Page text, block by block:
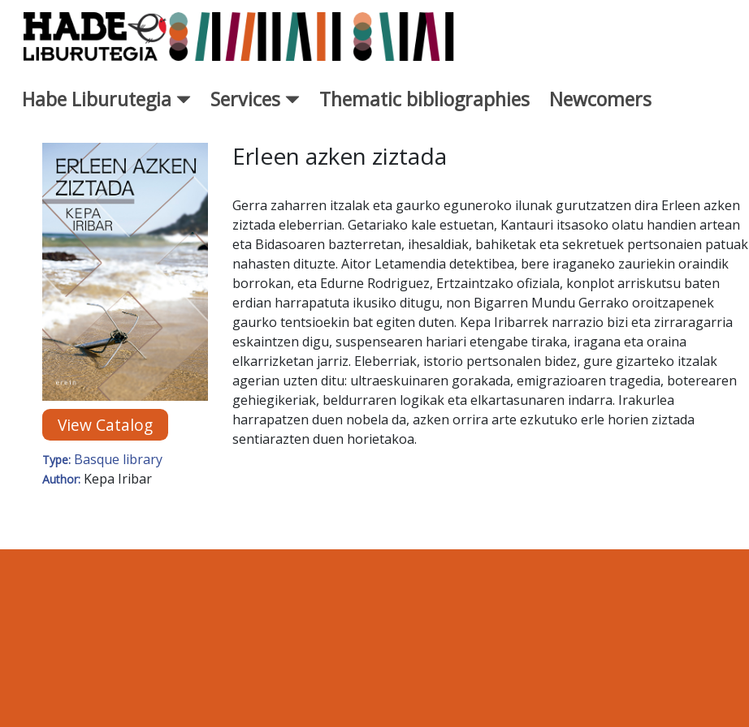
Skip to Main Content
Habe Liburutegia Services Thematic bibliographies Newcomers
New Books Card - Liburutegia
View Catalog
Type: Basque library
Author: Kepa Iribar
Erleen azken ziztada
Gerra zaharren itzalak eta gaurko eguneroko ilunak gurutzatzen dira Erleen azken
ziztada eleberrian. Getariako kale estuetan, Kantauri itsasoko olatu handien artean
eta Bidasoaren bazterretan, ihesaldiak, bahiketak eta sekretuek pertsonaien patuak
nahasten dituzte. Aitor Letamendia detektibea, bere iraganeko zauriekin oraindik
borrokan, eta Edurne Rodriguez, Ertzaintzako ofiziala, konplot arriskutsu baten
erdian harrapatuta ikusiko ditugu, non Bigarren Mundu Gerrako oroitzapenek
gaurko tentsioekin bat egiten duten. Kepa Iribarrek narrazio bizi eta zirraragarria
eskaintzen digu, suspensearen hariari etengabe tiraka, iragana eta oraina
elkarrizketan jarriz. Eleberriak, istorio pertsonalen bidez, gure gizarteko itzalak
agerian uzten ditu: ultraeskuinaren gorakada, emigrazioaren tragedia, boterearen
gehiegikeriak, beldurraren logikak eta elkartasunaren indarra. Irakurlea
harrapatzen duen nobela da, azken orrira arte ezkutuko erle horien ziztada
sentiarazten duen horietakoa.